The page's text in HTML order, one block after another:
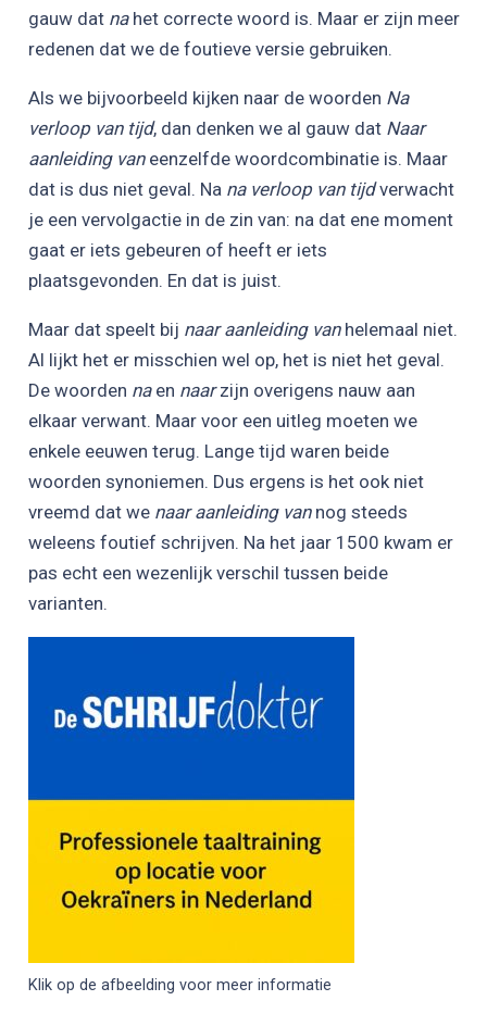
gauw dat nahet correcte woord is. Maar er zijn meer
redenen dat we de foutieve versie gebruiken.
Als we bijvoorbeeld kijken naar de woorden Na
verloop van tijd, dan denken we al gauw dat Naar
aanleiding vaneenzelfde woordcombinatie is. Maar
dat is dus niet geval. Na na verloop van tijdverwacht
je een vervolgactie in de zin van: na dat ene moment
gaat er iets gebeuren of heeft er iets
plaatsgevonden. En dat is juist.
Maar dat speelt bij naar aanleiding vanhelemaal niet.
Al lijkt het er misschien wel op, het is niet het geval.
De woorden naen naarzijn overigens nauw aan
elkaar verwant. Maar voor een uitleg moeten we
enkele eeuwen terug. Lange tijd waren beide
woorden synoniemen. Dus ergens is het ook niet
vreemd dat we naar aanleiding vannog steeds
weleens foutief schrijven. Na het jaar 1500 kwam er
pas echt een wezenlijk verschil tussen beide
varianten.
Klik op de afbeelding voor meer informatie